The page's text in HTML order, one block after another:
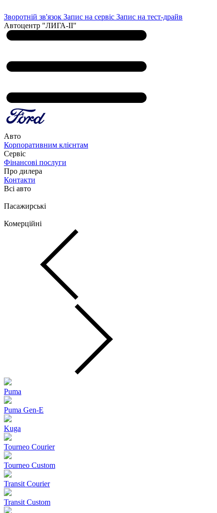
Зворотній зв'язок Запис на сервіс Запис на тест-драйв
Автоцентр "ЛИГА-ІІ"
Авто
Корпоративним клієнтам
Сервіс
Фінансові послуги
Про дилера
Контакти
Всі авто
Пасажирські
Комерційні
Puma
Puma Gen‑E
Kuga
Tourneo Courier
Tourneo Custom
Transit Courier
Transit Custom